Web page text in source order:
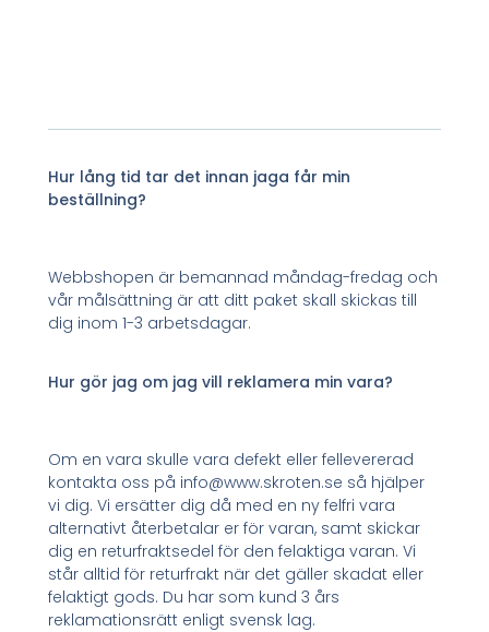
Hur lång tid tar det innan jaga får min
beställning?
Webbshopen är bemannad måndag-fredag och
vår målsättning är att ditt paket skall skickas till
dig inom 1-3 arbetsdagar.
Hur gör jag om jag vill reklamera min vara?
Om en vara skulle vara defekt eller fellevererad
kontakta oss på info@www.skroten.se så hjälper
vi dig. Vi ersätter dig då med en ny felfri vara
alternativt återbetalar er för varan, samt skickar
dig en returfraktsedel för den felaktiga varan. Vi
står alltid för returfrakt när det gäller skadat eller
felaktigt gods. Du har som kund 3 års
reklamationsrätt enligt svensk lag.